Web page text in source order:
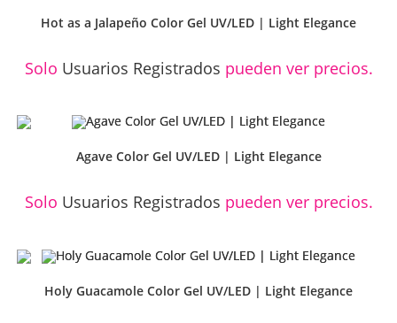
Hot as a Jalapeño Color Gel UV/LED | Light Elegance
Solo Usuarios Registrados pueden ver precios.
Agave Color Gel UV/LED | Light Elegance
Solo Usuarios Registrados pueden ver precios.
Holy Guacamole Color Gel UV/LED | Light Elegance